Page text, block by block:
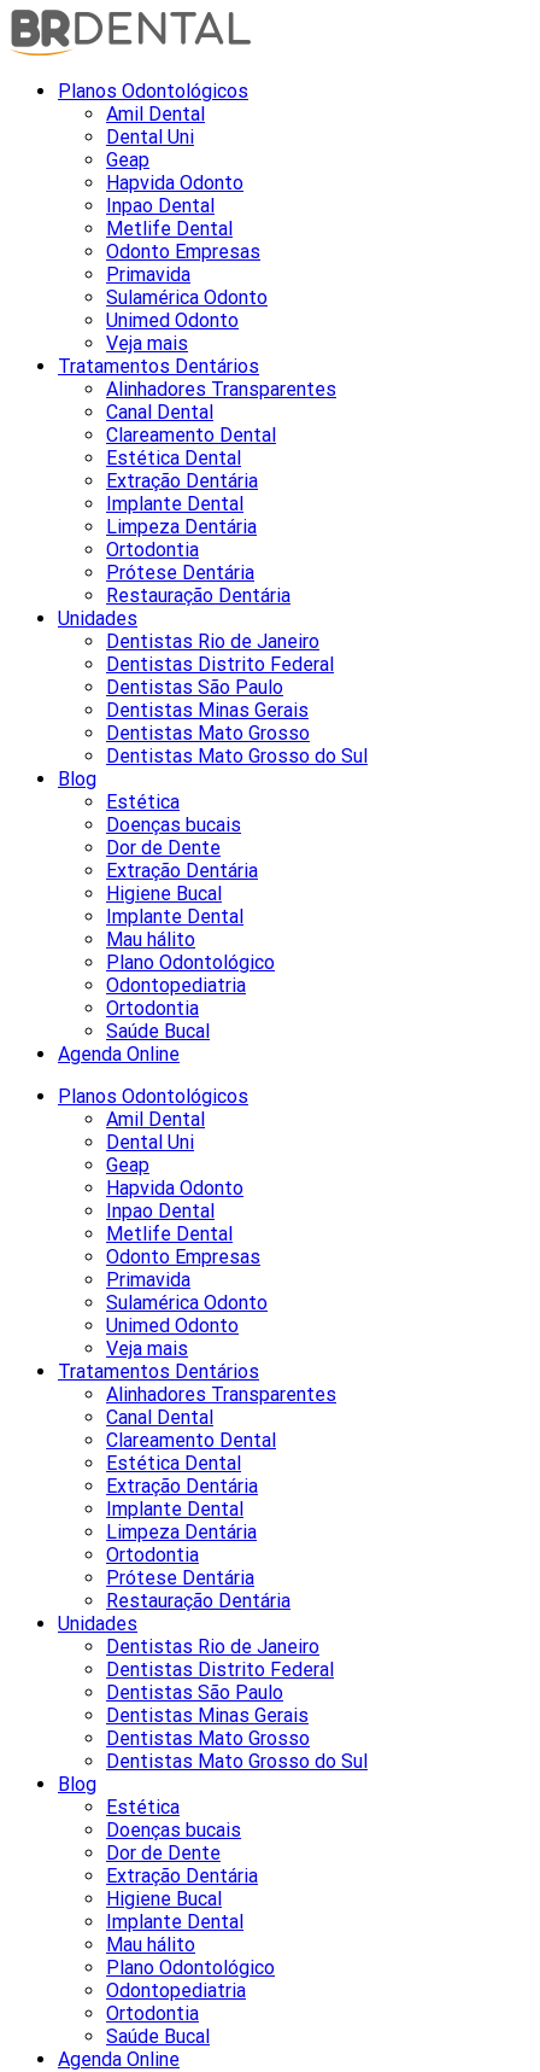
Planos Odontológicos
Amil Dental
Dental Uni
Geap
Hapvida Odonto
Inpao Dental
Metlife Dental
Odonto Empresas
Primavida
Sulamérica Odonto
Unimed Odonto
Veja mais
Tratamentos Dentários
Alinhadores Transparentes
Canal Dental
Clareamento Dental
Estética Dental
Extração Dentária
Implante Dental
Limpeza Dentária
Ortodontia
Prótese Dentária
Restauração Dentária
Unidades
Dentistas Rio de Janeiro
Dentistas Distrito Federal
Dentistas São Paulo
Dentistas Minas Gerais
Dentistas Mato Grosso
Dentistas Mato Grosso do Sul
Blog
Estética
Doenças bucais
Dor de Dente
Extração Dentária
Higiene Bucal
Implante Dental
Mau hálito
Plano Odontológico
Odontopediatria
Ortodontia
Saúde Bucal
Agenda Online
Planos Odontológicos
Amil Dental
Dental Uni
Geap
Hapvida Odonto
Inpao Dental
Metlife Dental
Odonto Empresas
Primavida
Sulamérica Odonto
Unimed Odonto
Veja mais
Tratamentos Dentários
Alinhadores Transparentes
Canal Dental
Clareamento Dental
Estética Dental
Extração Dentária
Implante Dental
Limpeza Dentária
Ortodontia
Prótese Dentária
Restauração Dentária
Unidades
Dentistas Rio de Janeiro
Dentistas Distrito Federal
Dentistas São Paulo
Dentistas Minas Gerais
Dentistas Mato Grosso
Dentistas Mato Grosso do Sul
Blog
Estética
Doenças bucais
Dor de Dente
Extração Dentária
Higiene Bucal
Implante Dental
Mau hálito
Plano Odontológico
Odontopediatria
Ortodontia
Saúde Bucal
Agenda Online